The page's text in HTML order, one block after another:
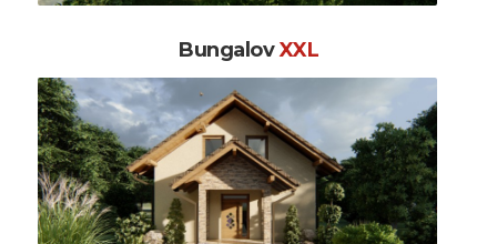
BungalovXXL